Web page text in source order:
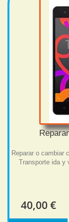
Reparar o cambiar
Transporte ida y
40,00 €